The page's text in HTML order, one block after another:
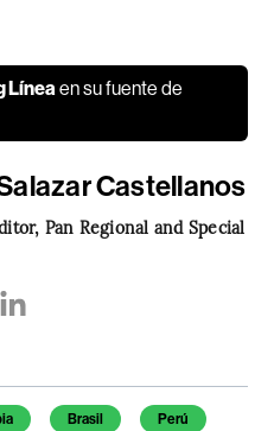
Línea en su fuente de
Castellanos
Pan Regional and Special
Brasil Perú